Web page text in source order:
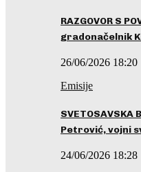
RAZGOVOR S
gradonačelnik
26/06/2026 18:20
Emisije
Petrović, vojni
24/06/2026 18:28